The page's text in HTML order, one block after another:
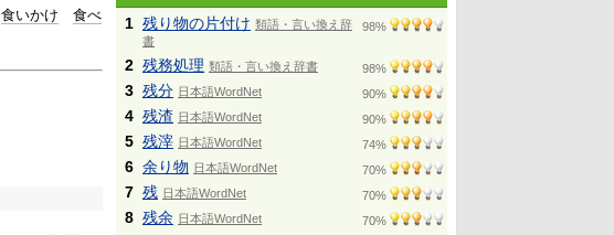
食いかけ
食べ
1 残り物の片付け 類語・言い換え辞
書
98%
2 残務処理 類語・言い換え辞書 98%
3 残分 日本語WordNet 90%
4 残渣 日本語WordNet 90%
5 残滓 日本語WordNet 74%
6 余り物 日本語WordNet 70%
7 残 日本語WordNet 70%
8 残余 日本語WordNet 70%